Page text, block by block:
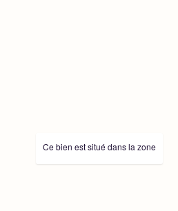
Ce bien est situé dans la zone